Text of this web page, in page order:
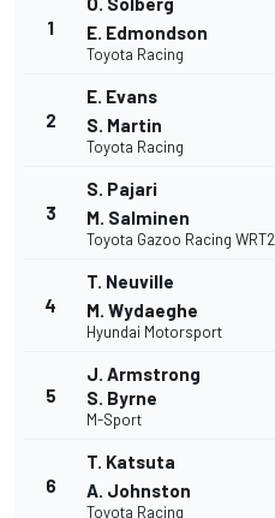
1
E. Edmondson
Toyota Racing
2
E. Evans
S. Martin
Toyota Racing
3
S. Pajari
M. Salminen
Toyota Gazoo Racing WRT2
4
T. Neuville
M. Wydaeghe
Hyundai Motorsport
5
J. Armstrong
S. Byrne
M-Sport
6
T. Katsuta
A. Johnston
Toyota Racing